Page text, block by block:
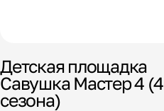
Детская площадка
Савушка Мастер 4 (4
сезона)